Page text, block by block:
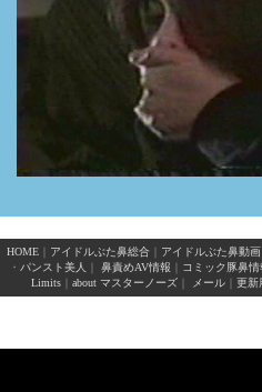
HOME｜ アイドルぶた鼻総合 アイドルぶた鼻動画
・ パンスト美人 鼻責めAV情報 コミック豚鼻情
Limits
about マスターノーズ メール 更新